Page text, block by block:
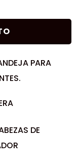
PARA
DE